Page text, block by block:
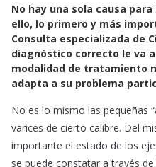
c
e
b
o
o
a
t
s
A
p
a
i
l
No hay una sola causa
ello, lo primero y más
Consulta especializada de
diagnóstico correcto le va
modalidad de tratamiento
adapta a su problema
No es lo mismo las pequeñas
varices de cierto calibre. Del
importante el estado de los
se puede constatar a través